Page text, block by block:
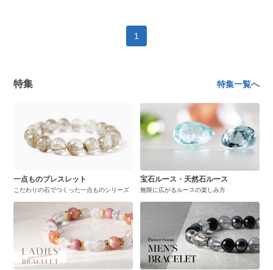
1
特集 特集一覧へ
一点ものブレスレット
こだわりの石でつくった一点ものシリーズ
宝石ルース・天然石ルース
無限に広がるルースの楽しみ方